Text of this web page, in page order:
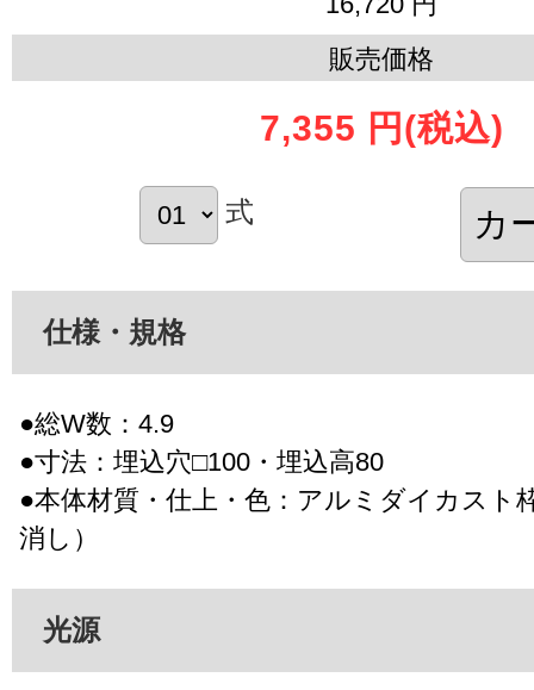
販売価格
7,355 円 (税込)
式
仕様・規格
●総W数：4.9
●寸法：埋込穴□100・埋込高80
●本体材質・仕上・色：アルミダイカスト
消し）
光源